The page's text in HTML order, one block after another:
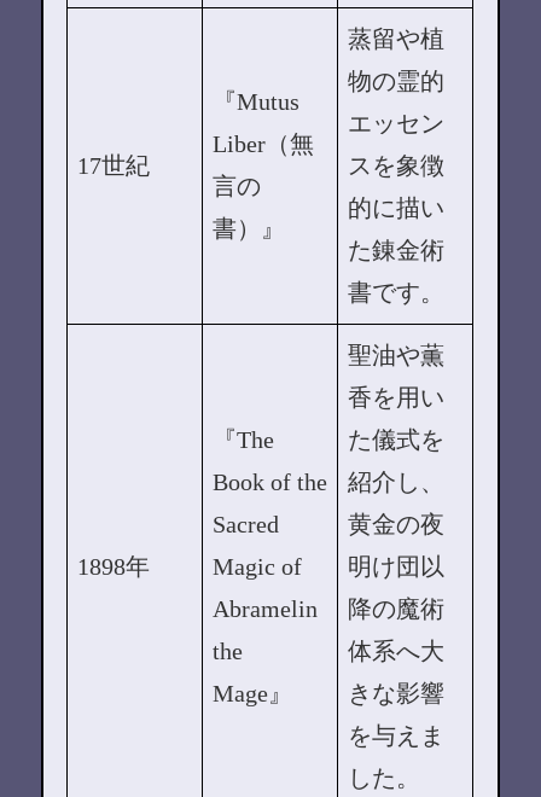
17世紀
『Mutus
Liber（無
言の
書）』
蒸留や植
物の霊的
エッセン
スを象徴
的に描い
た錬金術
書です。
1898年
『The
Book of the
Sacred
Magic of
Abramelin
the
Mage』
聖油や薫
香を用い
た儀式を
紹介し、
黄金の夜
明け団以
降の魔術
体系へ大
きな影響
を与えま
した。